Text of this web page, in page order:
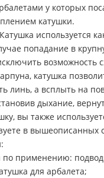
у которых
катушки.
используется
попадание в
возможность
катушка
линь, а всплыть на
дыхание,
вы также
в вышеописанных
применению:
для арбалета;